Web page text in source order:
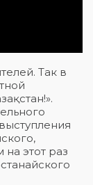
Так в
этот раз